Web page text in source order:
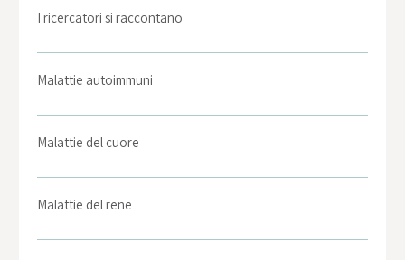
I ricercatori si raccontano
Malattie autoimmuni
Malattie del cuore
Malattie del rene